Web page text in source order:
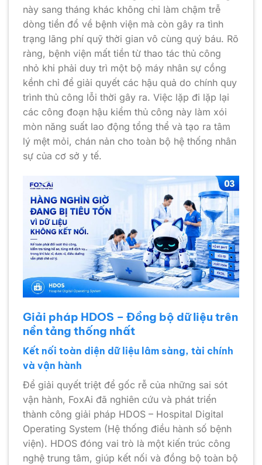
này sang tháng khác không chỉ làm chậm trễ
dòng tiền đổ về bệnh viện mà còn gây ra tình
trạng lãng phí quỹ thời gian vô cùng quý báu. Rõ
ràng, bệnh viện mất tiền từ thao tác thủ công
nhỏ khi phải duy trì một bộ máy nhân sự cồng
kềnh chỉ để giải quyết các hậu quả do chính quy
trình thủ công lỗi thời gây ra. Việc lặp đi lặp lại
các công đoạn hậu kiểm thủ công này làm xói
mòn năng suất lao động tổng thể và tạo ra tâm
lý mệt mỏi, chán nản cho toàn bộ hệ thống nhân
sự của cơ sở y tế.
Giải pháp HDOS – Đồng bộ dữ liệu trên
nền tảng thống nhất
Kết nối toàn diện dữ liệu lâm sàng, tài chính
và vận hành
Để giải quyết triệt để gốc rễ của những sai sót
vận hành, FoxAi đã nghiên cứu và phát triển
thành công giải pháp HDOS – Hospital Digital
Operating System (Hệ thống điều hành số bệnh
viện). HDOS đóng vai trò là một kiến trúc công
nghệ trung tâm, giúp kết nối và đồng bộ toàn bộ